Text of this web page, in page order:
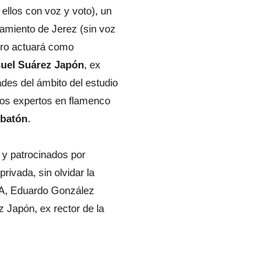
con voz y voto), un
de Jerez (sin voz
actuará como
Suárez Japón, ex
del ámbito del estudio
los expertos en flamenco
.
patrocinados por
sin olvidar la
Eduardo González
Japón, ex rector de la